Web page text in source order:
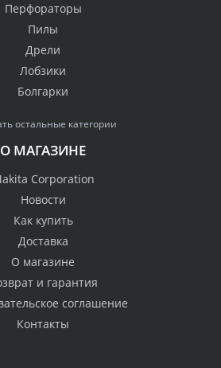
Перфораторы
Пилы
Дрели
Лобзики
Болгарки
остальные категории
О МАГАЗИНЕ
Corporation
Новости
Как купить
Доставка
О магазине
и гарантия
соглашение
Контакты